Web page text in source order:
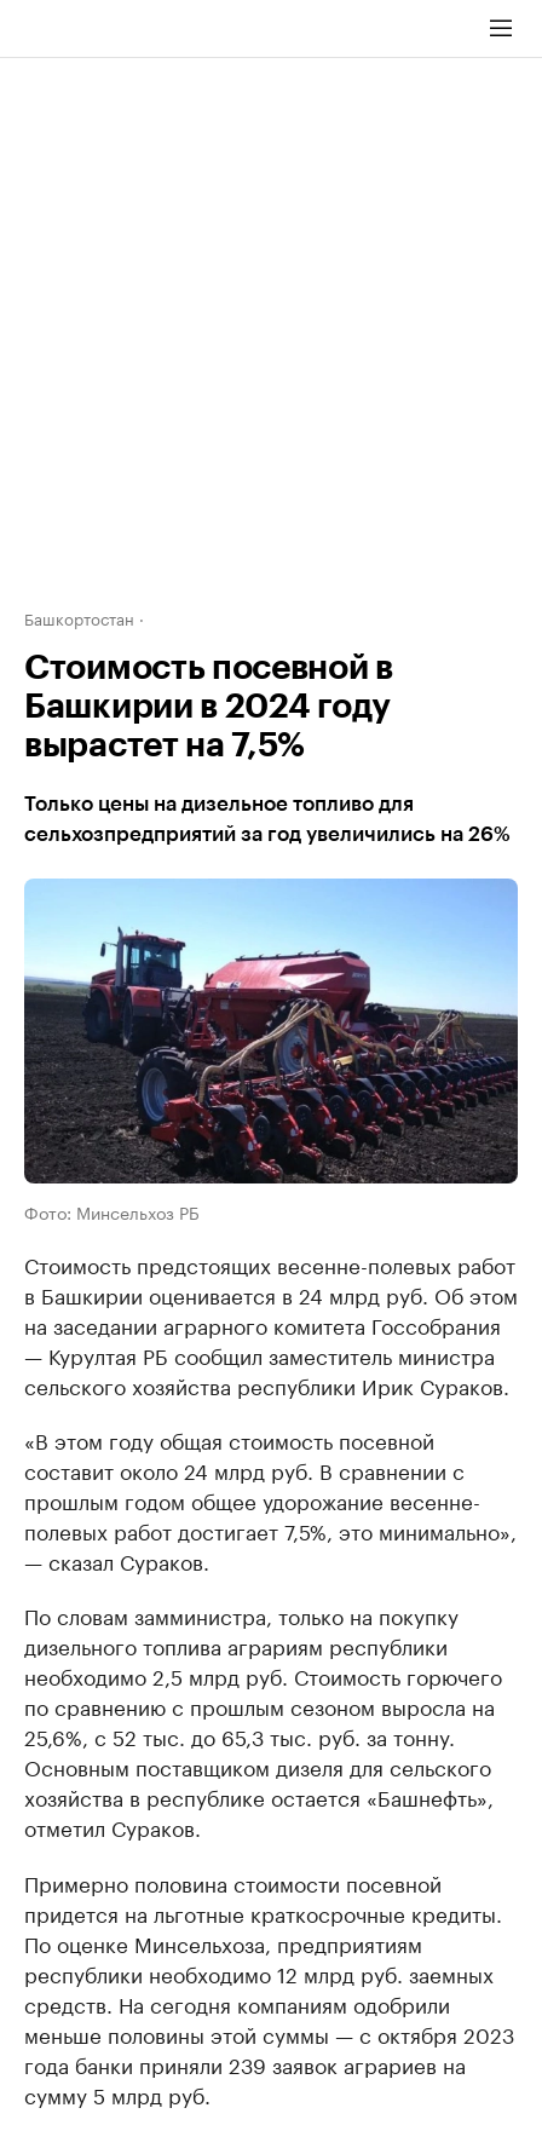
Башкортостан
Стоимость посевной в
Башкирии в 2024 году
вырастет на 7,5%
Только цены на дизельное топливо для
сельхозпредприятий за год увеличились на 26%
Фото: Минсельхоз РБ
Стоимость предстоящих весенне-полевых работ
в Башкирии оценивается в 24 млрд руб. Об этом
на заседании аграрного комитета Госсобрания
— Курултая РБ сообщил заместитель министра
сельского хозяйства республики Ирик Сураков.
«В этом году общая стоимость посевной
составит около 24 млрд руб. В сравнении с
прошлым годом общее удорожание весенне-
полевых работ достигает 7,5%, это минимально»,
— сказал Сураков.
По словам замминистра, только на покупку
дизельного топлива аграриям республики
необходимо 2,5 млрд руб. Стоимость горючего
по сравнению с прошлым сезоном выросла на
25,6%, с 52 тыс. до 65,3 тыс. руб. за тонну.
Основным поставщиком дизеля для сельского
хозяйства в республике остается «Башнефть»,
отметил Сураков.
Примерно половина стоимости посевной
придется на льготные краткосрочные кредиты.
По оценке Минсельхоза, предприятиям
республики необходимо 12 млрд руб. заемных
средств. На сегодня компаниям одобрили
меньше половины этой суммы — с октября 2023
года банки приняли 239 заявок аграриев на
сумму 5 млрд руб.